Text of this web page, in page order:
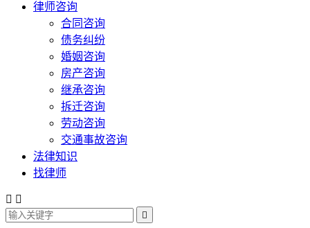
律师咨询
合同咨询
债务纠纷
婚姻咨询
房产咨询
继承咨询
拆迁咨询
劳动咨询
交通事故咨询
法律知识
找律师
 
